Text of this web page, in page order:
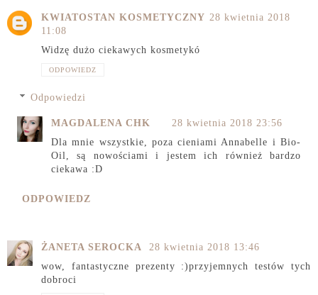
KWIATOSTAN KOSMETYCZNY 28 kwietnia 2018
11:08
Widzę dużo ciekawych kosmetykó
ODPOWIEDZ
Odpowiedzi
MAGDALENA CHK
28 kwietnia 2018 23:56
Dla mnie wszystkie, poza cieniami Annabelle i Bio-
Oil, są nowościami i jestem ich również bardzo
ciekawa :D
ODPOWIEDZ
ŻANETA SEROCKA
28 kwietnia 2018 13:46
wow, fantastyczne prezenty :)przyjemnych testów tych
dobroci